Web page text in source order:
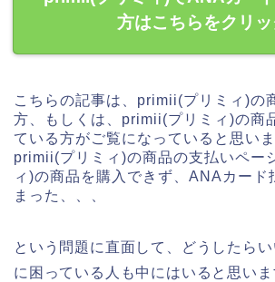
方はこちらをクリッ
こちらの記事は、primii(プリミィ)の
方、もしくは、primii(プリミィ)の商
ている方がご覧になっていると思いま
primii(プリミィ)の商品の支払いペー
ィ)の商品を購入できず、ANAカード
まった、、、
という問題に直面して、どうしたら
に困っている人も中にはいると思いま